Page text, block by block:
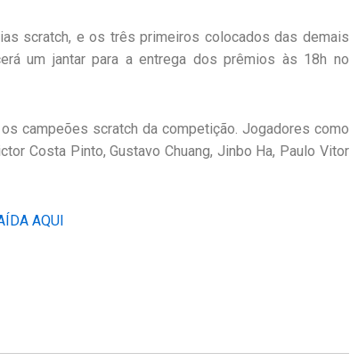
scratch, e os três primeiros colocados das demais
um jantar para a entrega dos prêmios às 18h no
campeões scratch da competição. Jogadores como
Costa Pinto, Gustavo Chuang, Jinbo Ha, Paulo Vitor
AQUI